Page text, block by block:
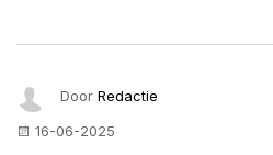
Door Redactie
16-06-2025